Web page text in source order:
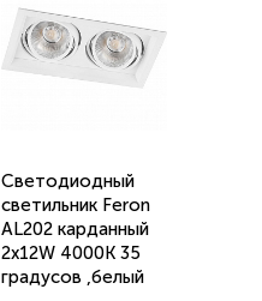
Светодиодный
светильник Feron
AL202 карданный
2x12W 4000K 35
градусов ,белый